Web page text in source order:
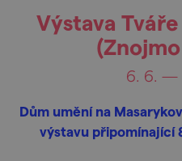
Výstava
6. 6. —
Dům umění na
výstavu připomínající